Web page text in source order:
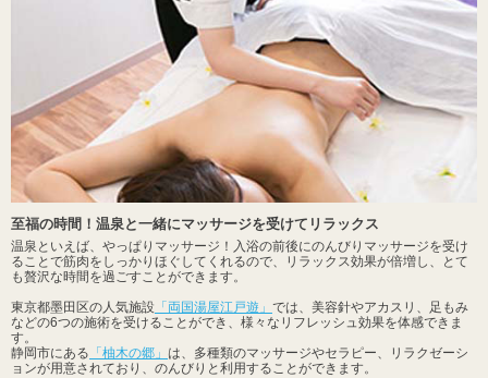
至福の時間！温泉と一緒にマッサージを受けてリラックス
温泉といえば、やっぱりマッサージ！入浴の前後にのんびりマッサージを受け
ることで筋肉をしっかりほぐしてくれるので、リラックス効果が倍増し、とて
も贅沢な時間を過ごすことができます。
東京都墨田区の人気施設 「両国湯屋江戸遊」 では、美容針やアカスリ、足もみ
などの6つの施術を受けることができ、様々なリフレッシュ効果を体感できま
す。
静岡市にある 「柚木の郷」 は、多種類のマッサージやセラピー、リラクゼーシ
ョンが用意されており、のんびりと利用することができます。